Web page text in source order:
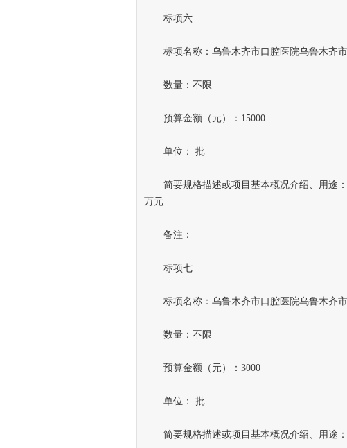
标项六
标项名称：乌鲁木齐市口腔医院乌鲁木齐市
数量：不限
预算金额（元）：15000
单位： 批
简要规格描述或项目基本概况介绍、用途：
万元
备注：
标项七
标项名称：乌鲁木齐市口腔医院乌鲁木齐市
数量：不限
预算金额（元）：3000
单位： 批
简要规格描述或项目基本概况介绍、用途：